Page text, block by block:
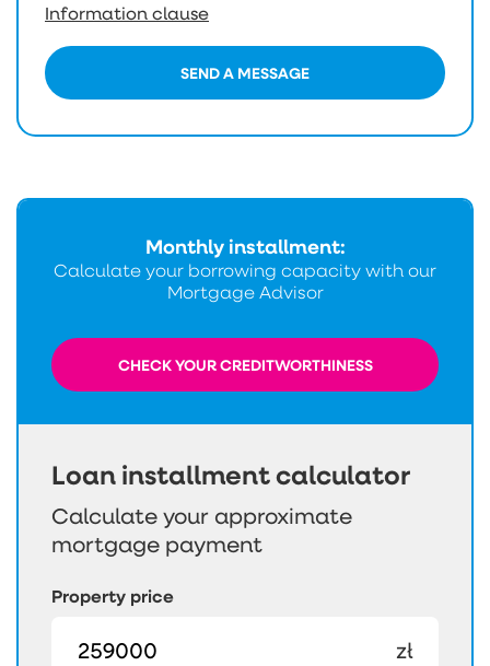
Information clause
SEND A MESSAGE
Loan installment calculator
Calculate your approximate
mortgage payment
Property price
zł
Monthly installment:
Calculate your borrowing capacity with our
Mortgage Advisor
CHECK YOUR CREDITWORTHINESS